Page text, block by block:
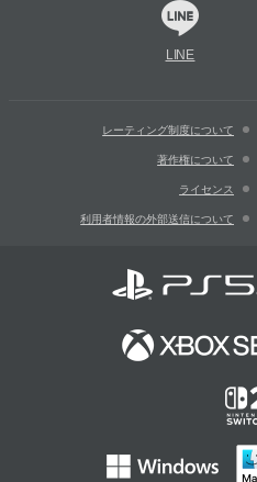
LINE
レーティング制度について
著作権について
ライセンス
利用者情報の外部送信について